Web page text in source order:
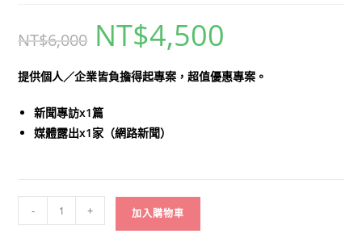
NT$6,000
原
始
價
NT$6,000。
NT$4,500
NT$4,500。
提供個人／企業皆負擔得起專案，超值優惠專案。
新聞專訪x1篇
媒體露出x1家（網路新聞）
案
- + 加入購物車